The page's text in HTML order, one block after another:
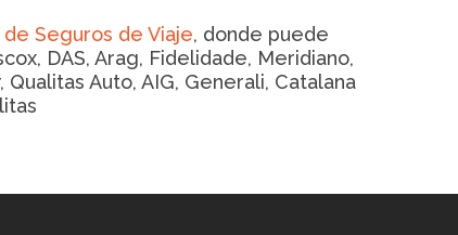
Seguros de Viaje, donde puede
DAS, Arag, Fidelidade, Meridiano,
Auto, AIG, Generali, Catalana